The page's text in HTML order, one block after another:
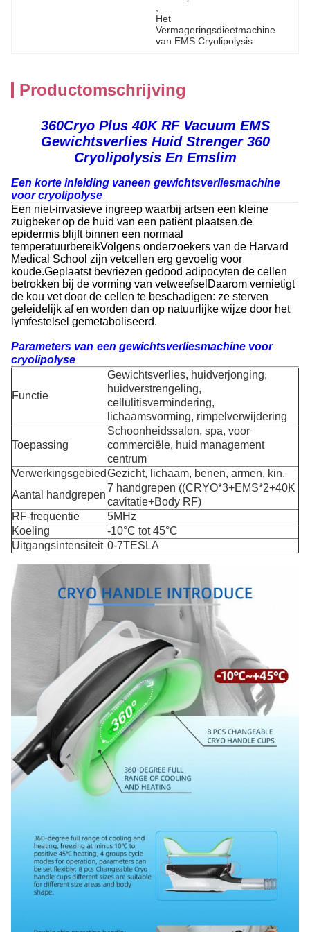
Het
Vermageringsdieetmachine
van EMS Cryolipolysis
Productomschrijving
360Cryo Plus 40K RF Vacuum EMS
Gewichtsverlies Huid Strenger 360
Cryolipolysis En Emslim
Een korte inleiding vaneen gewichtsverliesmachine
voor cryolipolyse
Een niet-invasieve ingreep waarbij artsen een kleine
zuigbeker op de huid van een patiënt plaatsen.de
epidermis blijft binnen een normaal
temperatuurbereikVolgens onderzoekers van de Harvard
Medical School zijn vetcellen erg gevoelig voor
koude.Geplaatst bevriezen gedood adipocyten de cellen
betrokken bij de vorming van vetweefselDaarom vernietigt
de kou vet door de cellen te beschadigen: ze sterven
geleidelijk af en worden dan op natuurlijke wijze door het
lymfestelsel gemetaboliseerd.
Parameters van een gewichtsverliesmachine voor
cryolipolyse
Functie
Gewichtsverlies, huidverjonging,
huidverstrengeling,
cellulitisvermindering,
lichaamsvorming, rimpelverwijdering
Toepassing
Schoonheidssalon, spa, voor
commerciële, huid management
centrum
VerwerkingsgebiedGezicht, lichaam, benen, armen, kin.
Aantal handgrepen
7 handgrepen ((CRYO*3+EMS*2+40K
cavitatie+Body RF)
RF-frequentie
5MHz
Koeling
-10°C tot 45°C
Uitgangsintensiteit 0-7TESLA